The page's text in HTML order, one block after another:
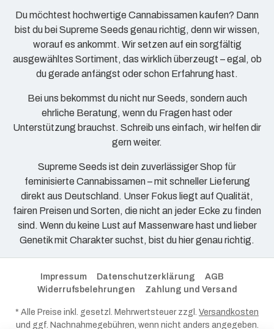
Du möchtest hochwertige Cannabissamen kaufen? Dann
bist du bei Supreme Seeds genau richtig, denn wir wissen,
worauf es ankommt. Wir setzen auf ein sorgfältig
ausgewähltes Sortiment, das wirklich überzeugt – egal, ob
du gerade anfängst oder schon Erfahrung hast.
Bei uns bekommst du nicht nur Seeds, sondern auch
ehrliche Beratung, wenn du Fragen hast oder
Unterstützung brauchst. Schreib uns einfach, wir helfen dir
gern weiter.
Supreme Seeds ist dein zuverlässiger Shop für
feminisierte Cannabissamen – mit schneller Lieferung
direkt aus Deutschland. Unser Fokus liegt auf Qualität,
fairen Preisen und Sorten, die nicht an jeder Ecke zu finden
sind. Wenn du keine Lust auf Massenware hast und lieber
Genetik mit Charakter suchst, bist du hier genau richtig.
Impressum Datenschutzerklärung
AGB
Widerrufsbelehrungen
Zahlung und Versand
* Alle Preise inkl. gesetzl. Mehrwertsteuer zzgl. Versandkosten
und ggf. Nachnahmegebühren, wenn nicht anders angegeben.